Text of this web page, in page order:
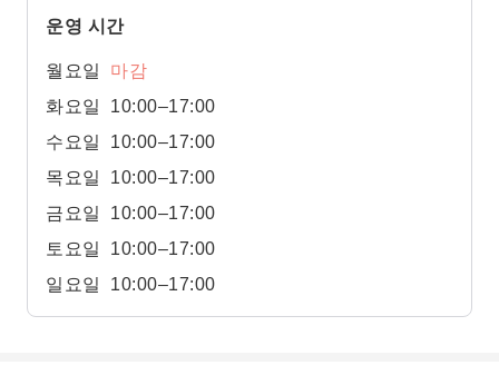
운영 시간
월요일
마감
화요일
10:00–17:00
수요일
10:00–17:00
목요일
10:00–17:00
금요일
10:00–17:00
토요일
10:00–17:00
일요일
10:00–17:00